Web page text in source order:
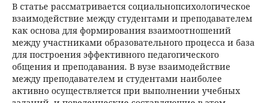
В статье рассматривается социальнопсихологическое
взаимодействие между студентами и преподавателем
как основа для формирования взаимоотношений
между участниками образовательного процесса и база
для построения эффективного педагогического
общения и преподавания. В вузе взаимодействие
между преподавателем и студентами наиболее
активно осуществляется при выполнении учебных